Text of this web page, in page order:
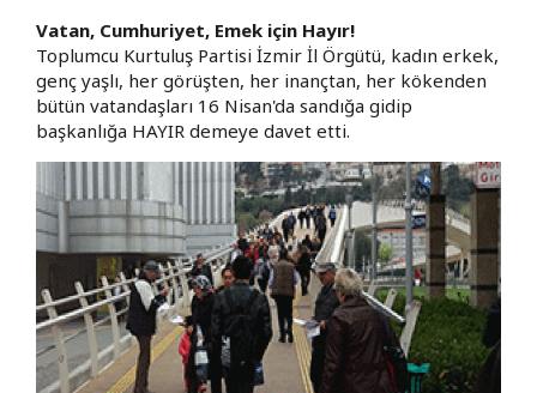
Vatan, Cumhuriyet, Emek için Hayır!
Toplumcu Kurtuluş Partisi İzmir İl Örgütü, kadın erkek,
genç yaşlı, her görüşten, her inançtan, her kökenden
bütün vatandaşları 16 Nisan'da sandığa gidip
başkanlığa HAYIR demeye davet etti.